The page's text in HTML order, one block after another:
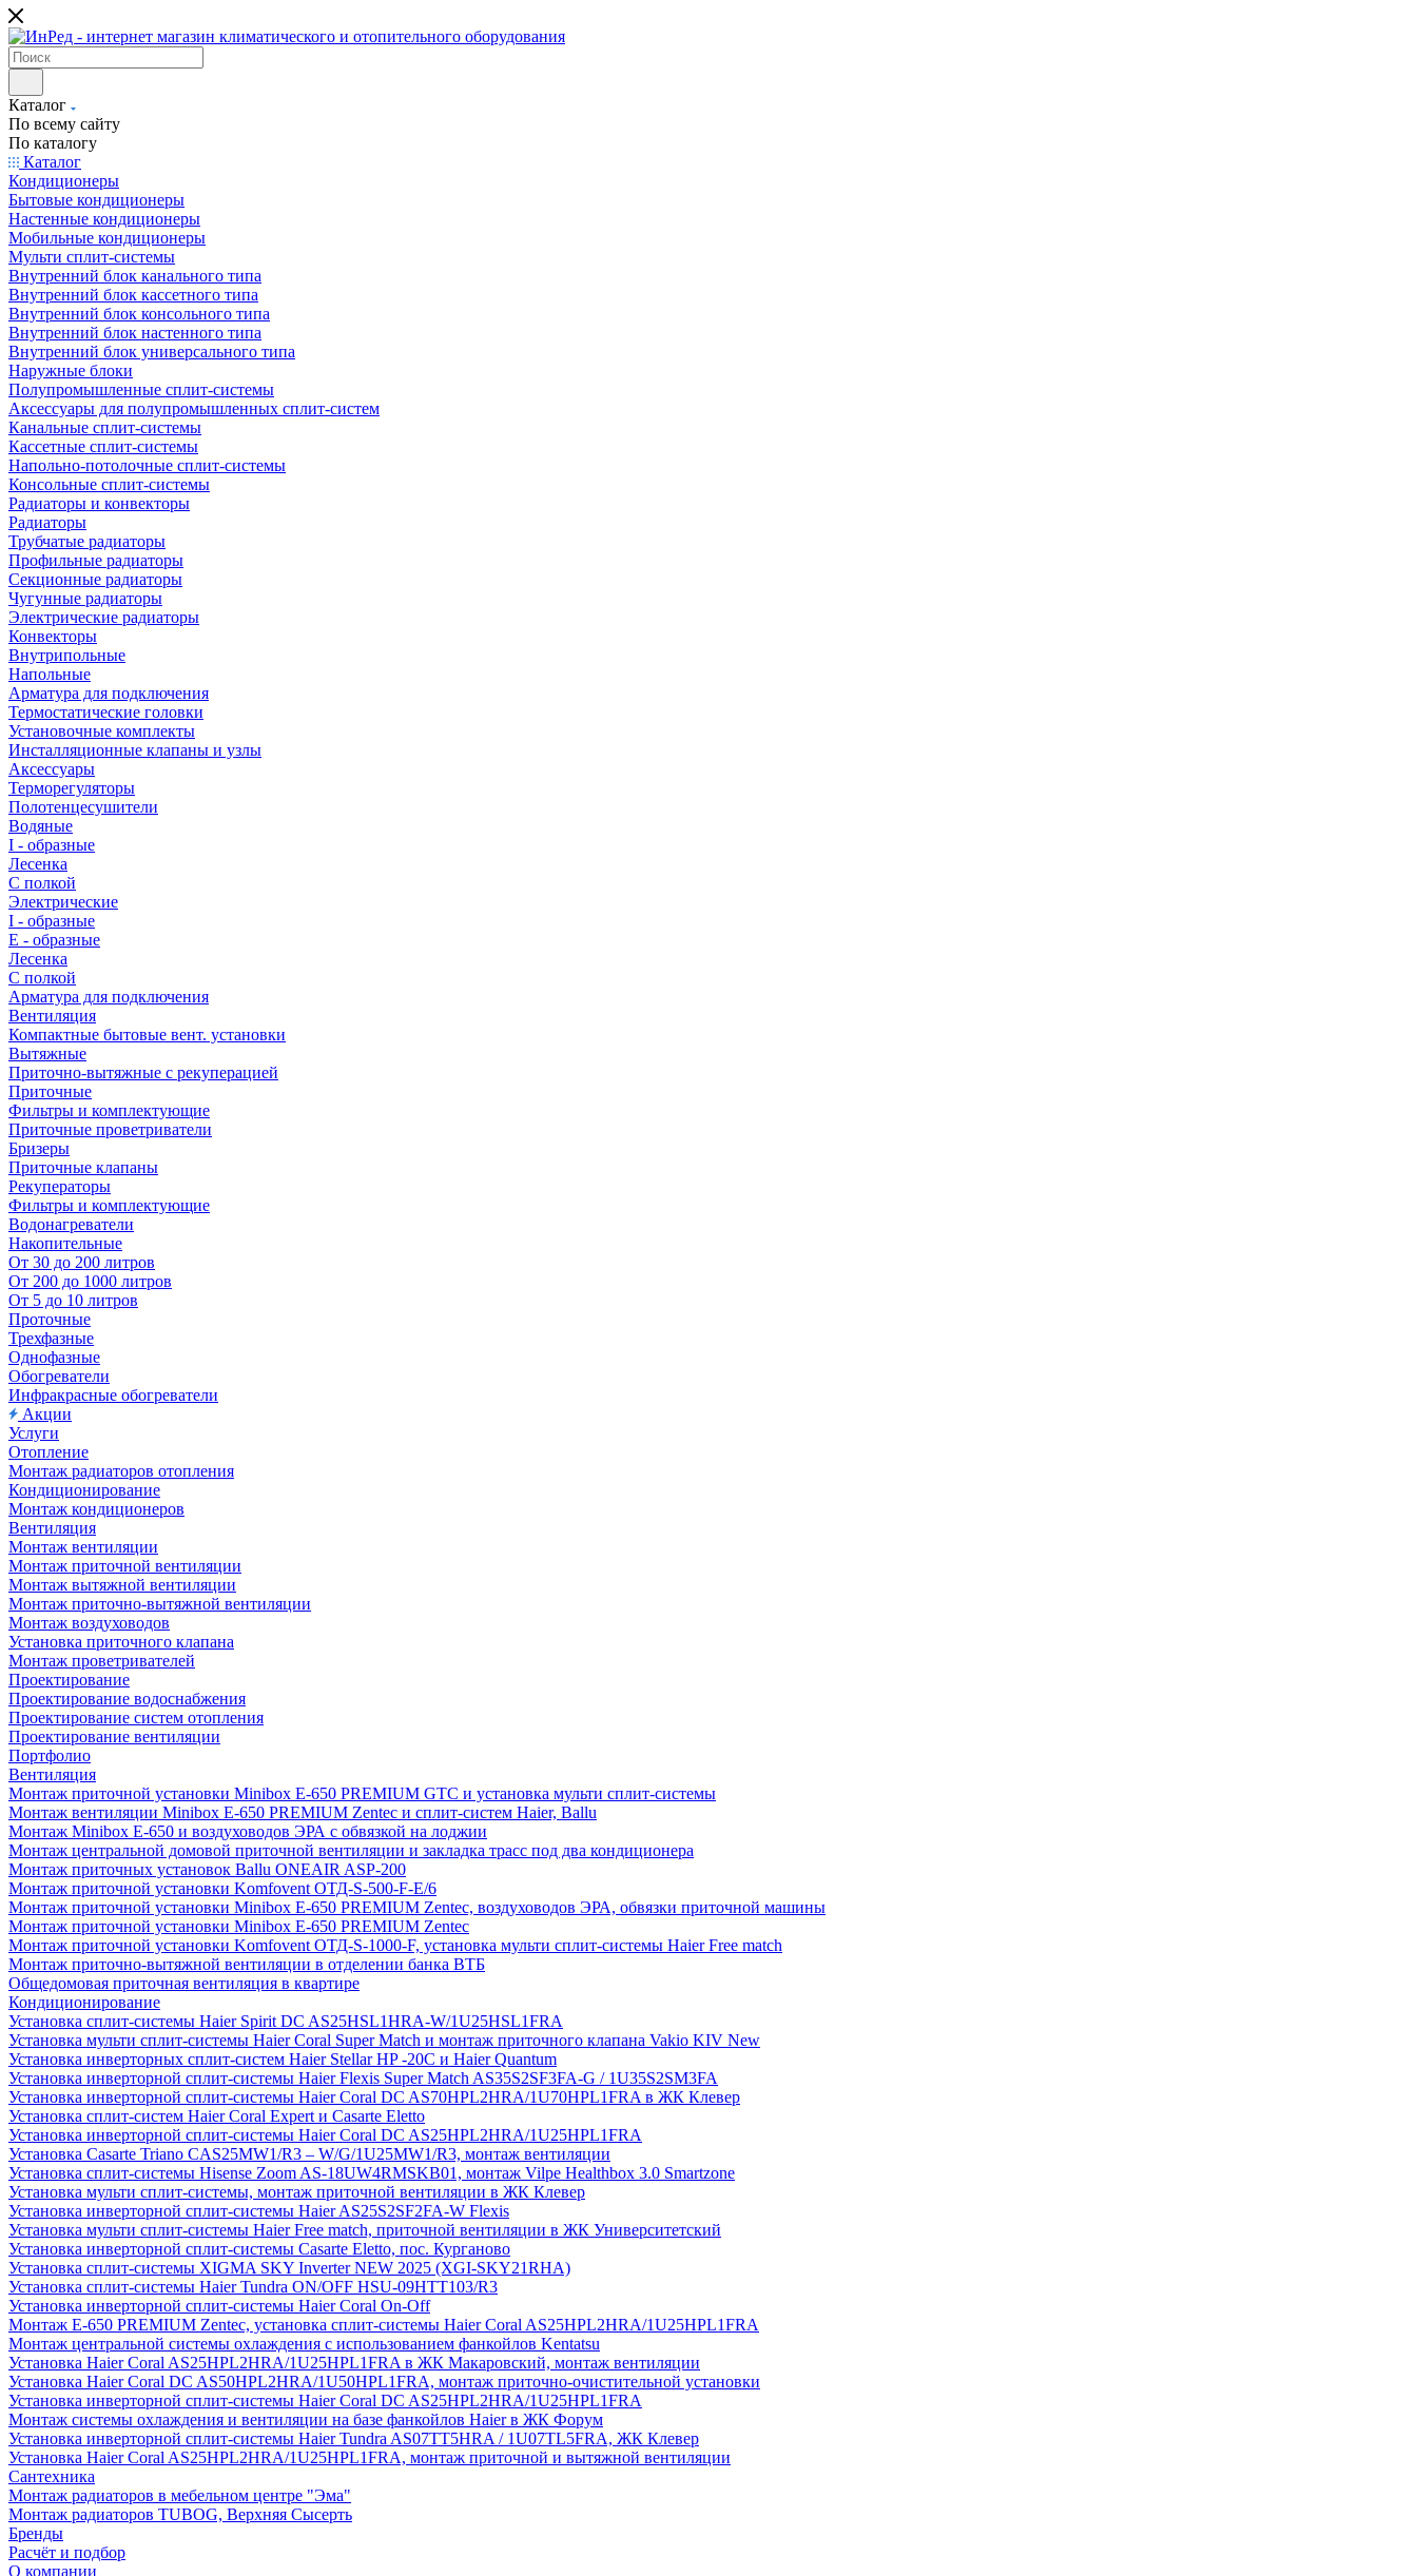
Каталог
По всему сайту
По каталогу
Каталог
Кондиционеры
Бытовые кондиционеры
Настенные кондиционеры
Мобильные кондиционеры
Мульти сплит-системы
Внутренний блок канального типа
Внутренний блок кассетного типа
Внутренний блок консольного типа
Внутренний блок настенного типа
Внутренний блок универсального типа
Наружные блоки
Полупромышленные сплит-системы
Аксессуары для полупромышленных сплит-систем
Канальные сплит-системы
Кассетные сплит-системы
Напольно-потолочные сплит-системы
Консольные сплит-системы
Радиаторы и конвекторы
Радиаторы
Трубчатые радиаторы
Профильные радиаторы
Секционные радиаторы
Чугунные радиаторы
Электрические радиаторы
Конвекторы
Внутрипольные
Напольные
Арматура для подключения
Термостатические головки
Установочные комплекты
Инсталляционные клапаны и узлы
Аксессуары
Терморегуляторы
Полотенцесушители
Водяные
I - образные
Лесенка
С полкой
Электрические
I - образные
E - образные
Лесенка
С полкой
Арматура для подключения
Вентиляция
Компактные бытовые вент. установки
Вытяжные
Приточно-вытяжные с рекуперацией
Приточные
Фильтры и комплектующие
Приточные проветриватели
Бризеры
Приточные клапаны
Рекуператоры
Фильтры и комплектующие
Водонагреватели
Накопительные
От 30 до 200 литров
От 200 до 1000 литров
От 5 до 10 литров
Проточные
Трехфазные
Однофазные
Обогреватели
Инфракрасные обогреватели
Акции
Услуги
Отопление
Монтаж радиаторов отопления
Кондиционирование
Монтаж кондиционеров
Вентиляция
Монтаж вентиляции
Монтаж приточной вентиляции
Монтаж вытяжной вентиляции
Монтаж приточно-вытяжной вентиляции
Монтаж воздуховодов
Установка приточного клапана
Монтаж проветривателей
Проектирование
Проектирование водоснабжения
Проектирование систем отопления
Проектирование вентиляции
Портфолио
Вентиляция
Монтаж приточной установки Minibox E-650 PREMIUM GTC и установка мульти сплит-системы
Монтаж вентиляции Minibox E-650 PREMIUM Zentec и сплит-систем Haier, Ballu
Монтаж Minibox E-650 и воздуховодов ЭРА с обвязкой на лоджии
Монтаж центральной домовой приточной вентиляции и закладка трасс под два кондиционера
Монтаж приточных установок Ballu ONEAIR ASP-200
Монтаж приточной установки Komfovent ОТД-S-500-F-E/6
Монтаж приточной установки Minibox E-650 PREMIUM Zentec, воздуховодов ЭРА, обвязки приточной машины
Монтаж приточной установки Minibox E-650 PREMIUM Zentec
Монтаж приточной установки Komfovent ОТД-S-1000-F, установка мульти сплит-системы Haier Free match
Монтаж приточно-вытяжной вентиляции в отделении банка ВТБ
Общедомовая приточная вентиляция в квартире
Кондиционирование
Установка сплит-системы Haier Spirit DC AS25HSL1HRA-W/1U25HSL1FRA
Установка мульти сплит-системы Haier Coral Super Match и монтаж приточного клапана Vakio KIV New
Установка инверторных сплит-систем Haier Stellar HP -20С и Haier Quantum
Установка инверторной сплит-системы Haier Flexis Super Match AS35S2SF3FA-G / 1U35S2SM3FA
Установка инверторной сплит-системы Haier Coral DC AS70HPL2HRA/1U70HPL1FRA в ЖК Клевер
Установка сплит-систем Haier Coral Expert и Casarte Eletto
Установка инверторной сплит-системы Haier Coral DC AS25HPL2HRA/1U25HPL1FRA
Установка Casarte Triano CAS25MW1/R3 – W/G/1U25MW1/R3, монтаж вентиляции
Установка сплит-системы Hisense Zoom AS-18UW4RMSKB01, монтаж Vilpe Healthbox 3.0 Smartzone
Установка мульти сплит-системы, монтаж приточной вентиляции в ЖК Клевер
Установка инверторной сплит-системы Haier AS25S2SF2FA-W Flexis
Установка мульти сплит-системы Haier Free match, приточной вентиляции в ЖК Университетский
Установка инверторной сплит-системы Casarte Eletto, пос. Курганово
Установка сплит-системы XIGMA SKY Inverter NEW 2025 (XGI-SKY21RHA)
Установка сплит-системы Haier Tundra ON/OFF HSU-09HTT103/R3
Установка инверторной сплит-системы Haier Coral On-Off
Монтаж E-650 PREMIUM Zentec, установка сплит-системы Haier Coral AS25HPL2HRA/1U25HPL1FRA
Монтаж центральной системы охлаждения с использованием фанкойлов Kentatsu
Установка Haier Coral AS25HPL2HRA/1U25HPL1FRA в ЖК Макаровский, монтаж вентиляции
Установка Haier Coral DC AS50HPL2HRA/1U50HPL1FRA, монтаж приточно-очистительной установки
Установка инверторной сплит-системы Haier Coral DC AS25HPL2HRA/1U25HPL1FRA
Монтаж системы охлаждения и вентиляции на базе фанкойлов Haier в ЖК Форум
Установка инверторной сплит-системы Haier Tundra AS07TT5HRA / 1U07TL5FRA, ЖК Клевер
Установка Haier Coral AS25HPL2HRA/1U25HPL1FRA, монтаж приточной и вытяжной вентиляции
Сантехника
Монтаж радиаторов в мебельном центре "Эма"
Монтаж радиаторов TUBOG, Верхняя Сысерть
Бренды
Расчёт и подбор
О компании